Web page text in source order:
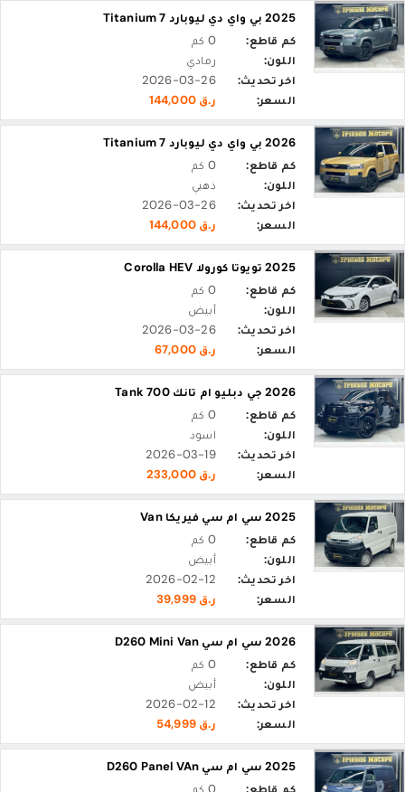
2025 بي واي دي ليوبارد 7 Titanium
كم قاطع:
0 كم
اللون:
رمادي
اخر تحديث:
2026-03-26
السعر:
ر.ق 144,000
2026 بي واي دي ليوبارد 7 Titanium
كم قاطع:
0 كم
اللون:
ذهبي
اخر تحديث:
2026-03-26
السعر:
ر.ق 144,000
2025 تويوتا كورولا Corolla HEV
كم قاطع:
0 كم
اللون:
أبيض
اخر تحديث:
2026-03-26
السعر:
ر.ق 67,000
2026 جي دبليو ام تانك Tank 700
كم قاطع:
0 كم
اللون:
اسود
اخر تحديث:
2026-03-19
السعر:
ر.ق 233,000
2025 سي ام سي فيريكا Van
كم قاطع:
0 كم
اللون:
أبيض
اخر تحديث:
2026-02-12
السعر:
ر.ق 39,999
2026 سي ام سي D260 Mini Van
كم قاطع:
0 كم
اللون:
أبيض
اخر تحديث:
2026-02-12
السعر:
ر.ق 54,999
2025 سي ام سي D260 Panel VAn
كم قاطع:
0 كم